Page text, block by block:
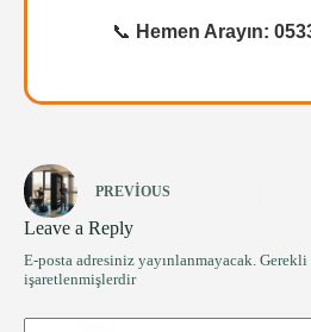
📞 Hemen Arayın:
PREVIOUS
Leave a Reply
E-posta adresiniz yayınlanmayacak. Gerekli
işaretlenmişlerdir